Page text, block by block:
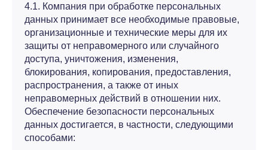
4.1. Компания при обработке персональных
данных принимает все необходимые правовые,
организационные и технические меры для их
защиты от неправомерного или случайного
доступа, уничтожения, изменения,
блокирования, копирования, предоставления,
распространения, а также от иных
неправомерных действий в отношении них.
Обеспечение безопасности персональных
данных достигается, в частности, следующими
способами: